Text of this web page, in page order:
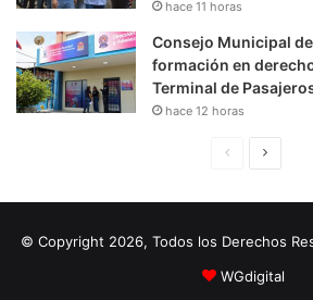
hace 11 horas
Consejo Municipal
formación en
Terminal de
hace 12 horas
i
n
u
i
© Copyright 2026, Todos los Derechos
WGdigital